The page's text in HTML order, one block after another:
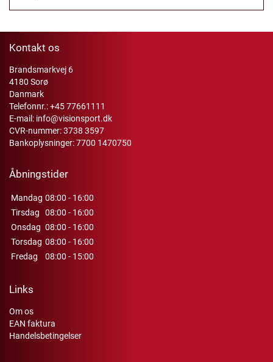
Kontakt os
Brandsmarkvej 6
4180 Sorø
Danmark
Telefonnr.:+45 77661111
E-mail: info@visionsport.dk
CVR-nummer: 3738 3597
Bankoplysninger: 7700 1470750
Åbningstider
Mandag 08:00 - 16:00
Tirsdag
08:00 - 16:00
Onsdag 08:00 - 16:00
Torsdag 08:00 - 16:00
Fredag
08:00 - 15:00
Links
Om os
EAN faktura
Handelsbetingelser